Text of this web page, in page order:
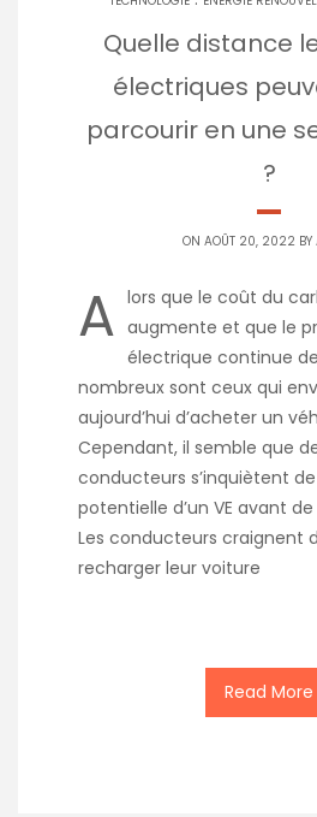
Quelle distance
électriques
parcourir en une
?
ON AOÛT 20, 2022 BY
A lors que le coût du
augmente et que le
électrique continue
nombreux sont ceux qui
aujourd’hui d’acheter un
Cependant, il semble que
conducteurs s’inquiètent
potentielle d’un VE avant
Les conducteurs craignent
recharger leur voiture
Read More